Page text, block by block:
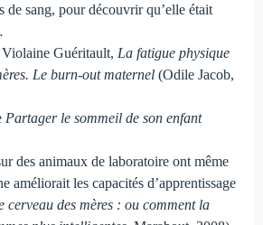
de sang, pour découvrir qu’elle était
Guéritault, La fatigue physique
Le burn-out maternel(Odile Jacob,
Partager le sommeil de son enfant
des animaux de laboratoire ont même
améliorait les capacités d’apprentissage
cerveau des mères : ou comment la